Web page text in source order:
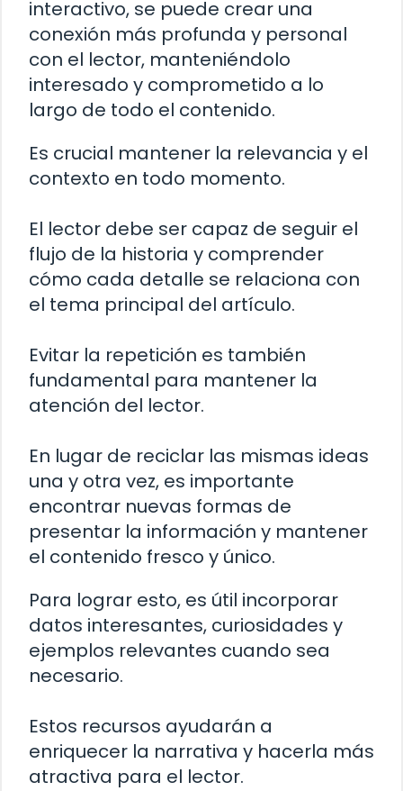
interactivo, se puede crear una
conexión más profunda y personal
con el lector, manteniéndolo
interesado y comprometido a lo
largo de todo el contenido.
Es crucial mantener la relevancia y el
contexto en todo momento.
El lector debe ser capaz de seguir el
flujo de la historia y comprender
cómo cada detalle se relaciona con
el tema principal del artículo.
Evitar la repetición es también
fundamental para mantener la
atención del lector.
En lugar de reciclar las mismas ideas
una y otra vez, es importante
encontrar nuevas formas de
presentar la información y mantener
el contenido fresco y único.
Para lograr esto, es útil incorporar
datos interesantes, curiosidades y
ejemplos relevantes cuando sea
necesario.
Estos recursos ayudarán a
enriquecer la narrativa y hacerla más
atractiva para el lector.